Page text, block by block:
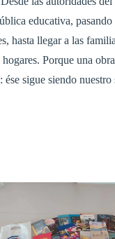
educativa,
hasta llegar a las
Porque una
sigue siendo nuestro